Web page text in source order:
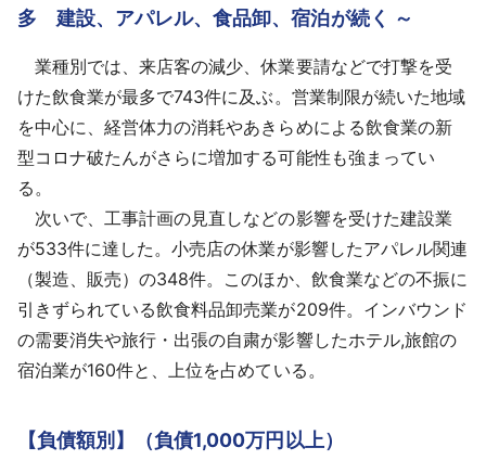
多 建設、アパレル、⾷品卸、宿泊が続く ～
業種別では、来店客の減少、休業要請などで打撃を受
けた飲食業が最多で743件に及ぶ。営業制限が続いた地域
を中心に、経営体力の消耗やあきらめによる飲食業の新
型コロナ破たんがさらに増加する可能性も強まってい
る。
次いで、工事計画の見直しなどの影響を受けた建設業
が533件に達した。小売店の休業が影響したアパレル関連
（製造、販売）の348件。このほか、飲食業などの不振に
引きずられている飲食料品卸売業が209件。インバウンド
の需要消失や旅行・出張の自粛が影響したホテル,旅館の
宿泊業が160件と、上位を占めている。
【負債額別】（負債1,000万円以上）